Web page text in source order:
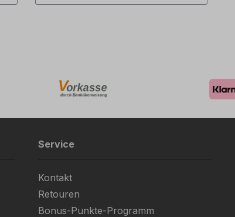
Service
Kontakt
Retouren
Bonus-Punkte-Programm